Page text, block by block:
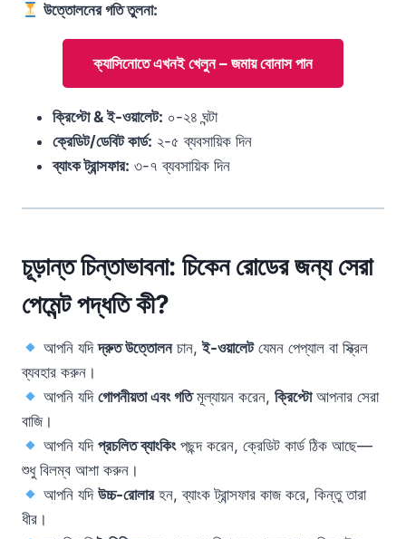
উত্তোলনের গতি তুলনা:
ক্যাসিনোতে এখনই খেলুন – জমায় বোনাস পান
ক্রিপ্টো & ই-ওয়ালেট: ০-২৪ ঘন্টা
ক্রেডিট/ডেবিট কার্ড: ২-৫ ব্যবসায়িক দিন
ব্যাংক ট্রান্সফার: ৩-৭ ব্যবসায়িক দিন
চূড়ান্ত চিন্তাভাবনা: চিকেন রোডের জন্য সেরা
পেমেন্ট পদ্ধতি কী?
আপনি যদিদ্রুত উত্তোলনচান,ই-ওয়ালেটযেমন পেপ্যাল বা স্ক্রিল
ব্যবহার করুন।
আপনি যদিগোপনীয়তা এবং গতিমূল্যায়ন করেন,ক্রিপ্টোআপনার সেরা
বাজি।
আপনি যদিপ্রচলিত ব্যাংকিংপছন্দ করেন, ক্রেডিট কার্ড ঠিক আছে—
শুধু বিলম্ব আশা করুন।
আপনি যদিউচ্চ-রোলারহন, ব্যাংক ট্রান্সফার কাজ করে, কিন্তু তারা
ধীর।